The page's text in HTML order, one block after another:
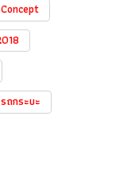
รถกระบะ